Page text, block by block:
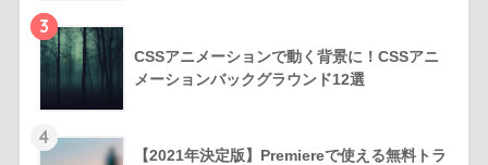
3
CSSアニメーションで動く背景に！CSSアニ
メーションバックグラウンド12選
4
【2021年決定版】Premiereで使える無料トラ